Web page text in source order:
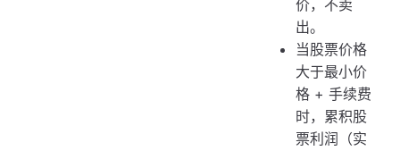
价，不卖
出。
当股票价格
大于最小价
格 + 手续费
时，累积股
票利润（实